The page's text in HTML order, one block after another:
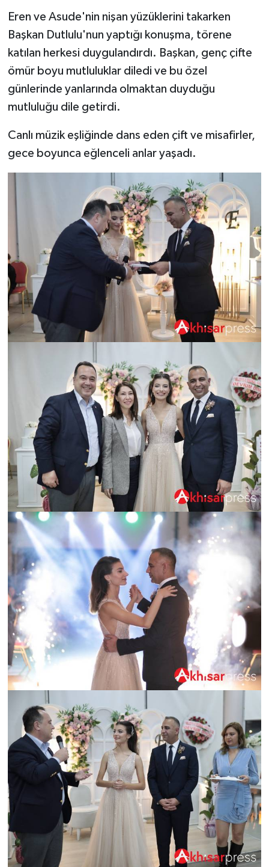
Eren ve Asude'nin nişan yüzüklerini takarken
Başkan Dutlulu'nun yaptığı konuşma, törene
katılan herkesi duygulandırdı. Başkan, genç çifte
ömür boyu mutluluklar diledi ve bu özel
günlerinde yanlarında olmaktan duyduğu
mutluluğu dile getirdi.
Canlı müzik eşliğinde dans eden çift ve misafirler,
gece boyunca eğlenceli anlar yaşadı.